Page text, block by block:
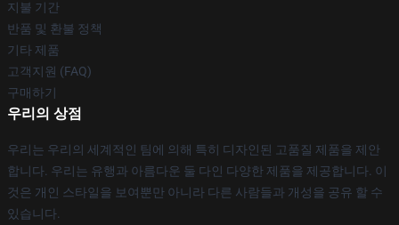
지불 기간
반품 및 환불 정책
기타 제품
고객지원 (FAQ)
구매하기
우리의 상점
우리는 우리의 세계적인 팀에 의해 특히 디자인된 고품질 제품을 제안
합니다. 우리는 유행과 아름다운 둘 다인 다양한 제품을 제공합니다. 이
것은 개인 스타일을 보여뿐만 아니라 다른 사람들과 개성을 공유 할 수
있습니다.